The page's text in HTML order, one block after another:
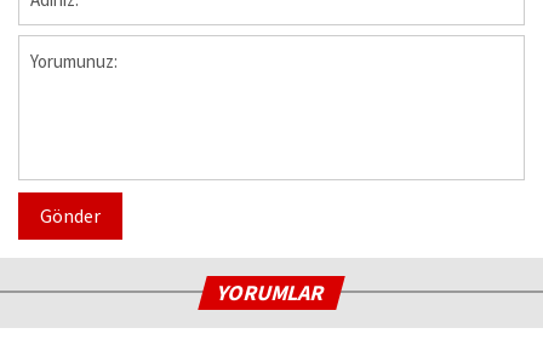
Gönder
YORUMLAR